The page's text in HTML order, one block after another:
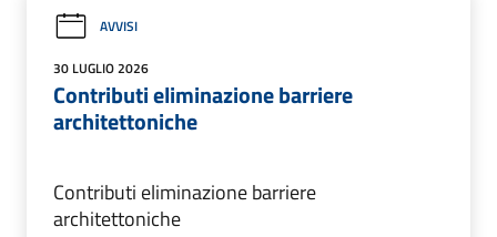
AVVISI
30 LUGLIO 2026
Contributi eliminazione barriere
architettoniche
Contributi eliminazione barriere
architettoniche